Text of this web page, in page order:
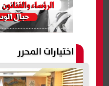
اختيارات المحرر